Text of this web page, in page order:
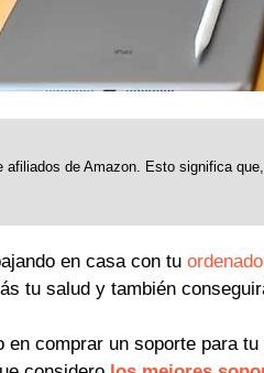
afiliados de Amazon. Esto significa
en casa con tu
tu salud y también
en comprar un soporte para